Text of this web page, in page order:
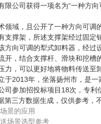
司获得一项名为“一种方向
域，且公开了一种方向可调
撑架，所述支撑架经过固
向可调的犁式卸料器，经
，结合支撑杆、滑块和挖
，可以更好地将物料传送至
2013年，坐落扬州市，是一
参加招投标项目18次，专利
方数据生成，仅供参考，不
景的应用
场景选型参考